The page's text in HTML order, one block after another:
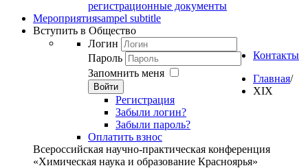
регистрационные документы
Мероприятияsampel subtitle
Вступить в Общество
Логин
Пароль
Запомнить меня
Войти
Регистрация
Забыли логин?
Забыли пароль?
Оплатить взнос
Контакты
Главная/
XIX
Всероссийская научно-практическая конференция
«Химическая наука и образование Красноярья»